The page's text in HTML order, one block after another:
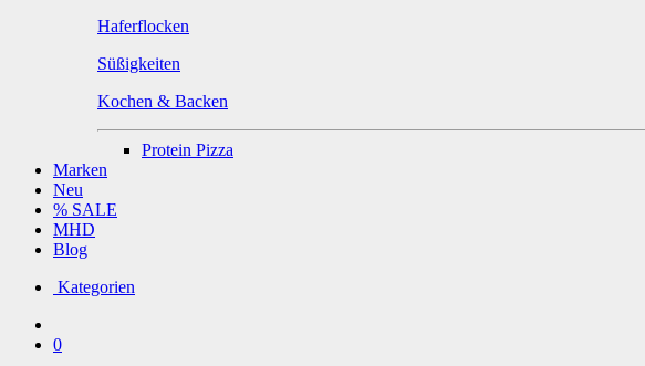
Haferflocken
Süßigkeiten
Kochen & Backen
Protein Pizza
Marken
Neu
% SALE
MHD
Blog
Kategorien
0